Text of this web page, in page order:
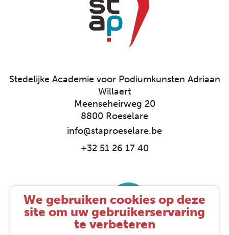
We gebruiken cookies op deze
site om uw gebruikerservaring
te verbeteren
Stedelijke Academie voor Podiumkunsten Adriaan
Willaert
Meenseheirweg 20
8800 Roeselare
info@staproeselare.be
+32 51 26 17 40